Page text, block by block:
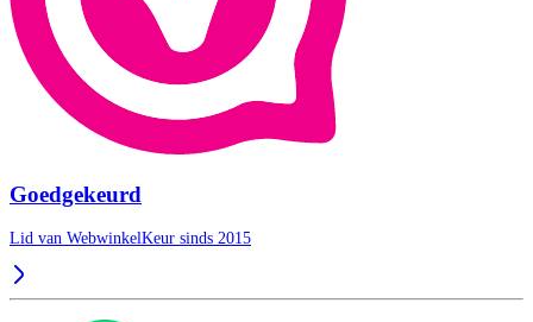
Goedgekeurd
Lid van WebwinkelKeur sinds 2015